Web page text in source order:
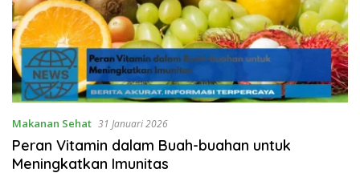
Makanan Sehat 31 Januari 2026
Peran Vitamin dalam Buah-buahan untuk
Meningkatkan Imunitas